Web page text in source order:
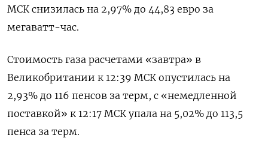
МСК снизилась на 2,97% до 44,83 евро за
мегаватт-час.
Стоимость газа расчетами «завтра» в
Великобритании к 12:39 МСК опустилась на
2,93% до 116 пенсов за терм, с «немедленной
поставкой» к 12:17 МСК упала на 5,02% до 113,5
пенса за терм.